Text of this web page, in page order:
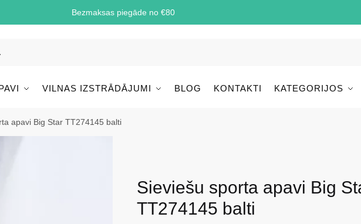
Bezmaksas piegāde no €80
VILNAS IZSTRĀDĀJUMI BLOG KONTAKTI KATEGORIJOS
apavi Big Star TT274145 balti
Sieviešu sporta apavi Big
TT274145 balti